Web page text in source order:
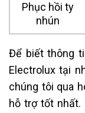
Phục hồi ty
nhún
Để biết thông
Electrolux tại
chúng tôi qua
hỗ trợ tốt nhất.